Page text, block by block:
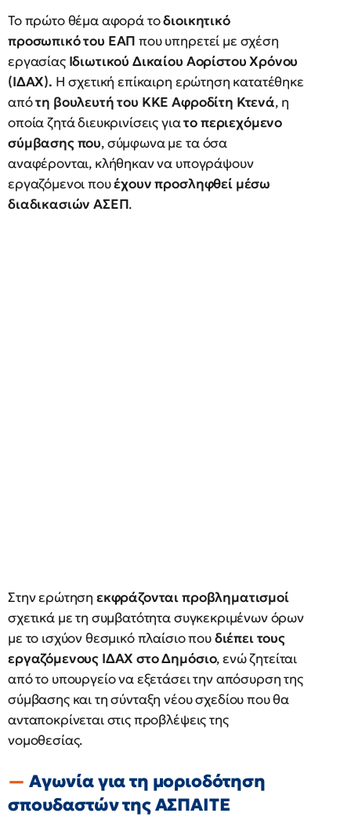
Το πρώτο θέμα αφορά τοδιοικητικό
προσωπικό του ΕΑΠ που υπηρετεί με σχέση
εργασίας Ιδιωτικού Δικαίου Αορίστου Χρόνου
(ΙΔΑΧ). Η σχετική επίκαιρη ερώτηση κατατέθηκε
απότη βουλευτή του ΚΚΕ Αφροδίτη Κτενά, η
οποία ζητά διευκρινίσεις γιατο περιεχόμενο
σύμβασης που, σύμφωνα με τα όσα
αναφέρονται, κλήθηκαν να υπογράψουν
εργαζόμενοι πουέχουν προσληφθεί μέσω
διαδικασιών ΑΣΕΠ.
Στην ερώτηση εκφράζονται προβληματισμοί
σχετικά με τη συμβατότητα συγκεκριμένων όρων
με το ισχύον θεσμικό πλαίσιο πουδιέπει τους
εργαζόμενους ΙΔΑΧ στο Δημόσιο, ενώ ζητείται
από το υπουργείο να εξετάσει την απόσυρση της
σύμβασης και τη σύνταξη νέου σχεδίου που θα
ανταποκρίνεται στις προβλέψεις της
νομοθεσίας.
Αγωνία για τη μοριοδότηση
σπουδαστών της ΑΣΠΑΙΤΕ